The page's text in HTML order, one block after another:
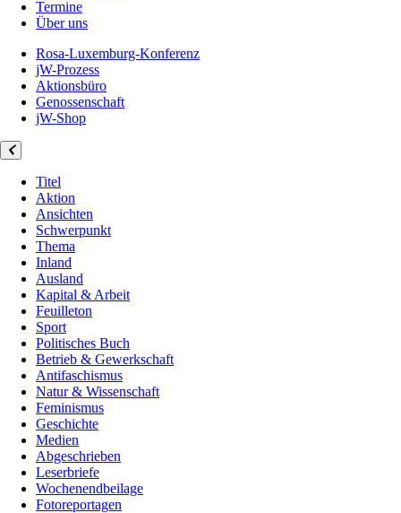
Termine
Über uns
Rosa-Luxemburg-Konferenz
jW-Prozess
Aktionsbüro
Genossenschaft
jW-Shop
Titel
Aktion
Ansichten
Schwerpunkt
Thema
Inland
Ausland
Kapital & Arbeit
Feuilleton
Sport
Politisches Buch
Betrieb & Gewerkschaft
Antifaschismus
Natur & Wissenschaft
Feminismus
Geschichte
Medien
Abgeschrieben
Leserbriefe
Wochenendbeilage
Fotoreportagen